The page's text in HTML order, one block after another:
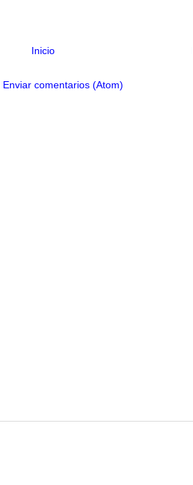
Inicio
Enviar comentarios (Atom)